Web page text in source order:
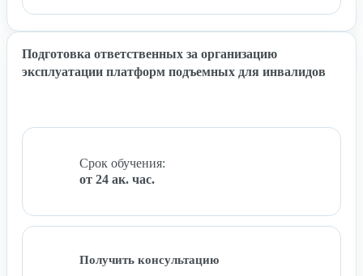
Подготовка ответственных за организацию
эксплуатации платформ подъемных для инвалидов
Срок обучения:
от 24 ак. час.
Получить консультацию